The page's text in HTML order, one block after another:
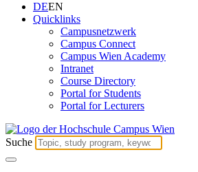
DEEN
Quicklinks
Campusnetzwerk
Campus Connect
Campus Wien Academy
Intranet
Course Directory
Portal for Students
Portal for Lecturers
Suche